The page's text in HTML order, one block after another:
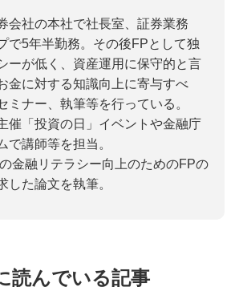
会社の本社で社長室、証券業務
で5年半勤務。その後FPとして独
ーが低く、資産運用に保守的と言
金に対する知識向上に寄与すべ
ミナー、執筆等を行っている。
催「投資の日」イベントや金融庁
で講師等を担当。
金融リテラシー向上のためのFPの
した論文を執筆。
読んでいる記事